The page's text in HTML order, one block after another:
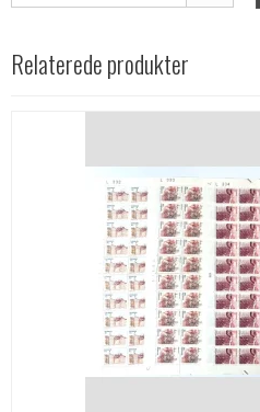
Relaterede produkter